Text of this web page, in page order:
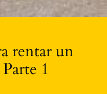
rentar un
1